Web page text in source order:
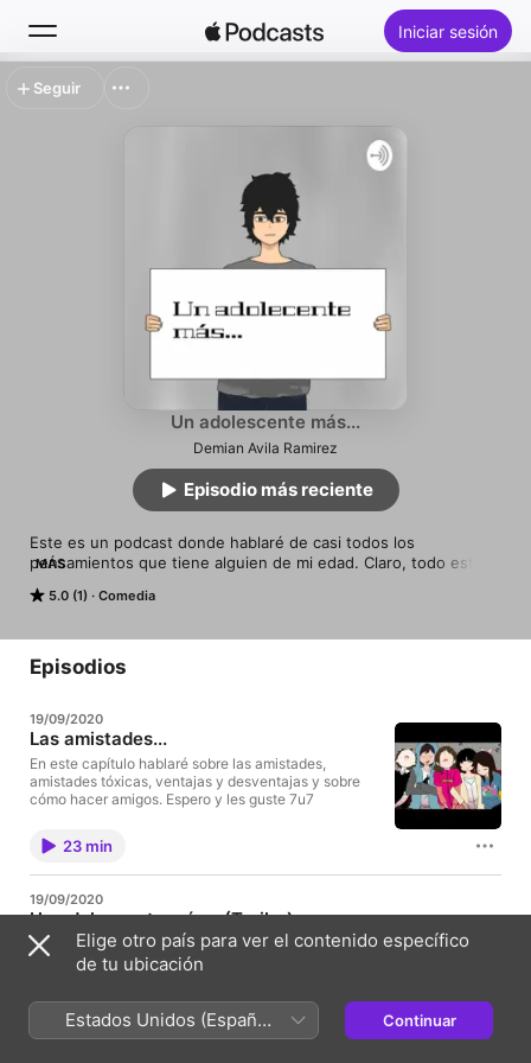
Iniciar sesión
Lo más escuchado
Un adolescente más...
Demian Avila Ramirez
5.0 (1) Comedia
Este es un podcast donde hablaré de casi todos los
pensamientos que tiene alguien de mi edad. Claro, todo esto
distintos temas con un pizca de comedia. Espero y les guste 3
MÁS
Episodio más reciente
Seguir
Episodios
19/09/2020
Las amistades...
En este capítulo hablaré sobre las amistades,
amistades tóxicas, ventajas y desventajas y sobre
cómo hacer amigos. Espero y les guste 7u7
23 min
19/09/2020
Un adolescente más... (Trailer)
Un adolescente más...
Elige otro país para ver el contenido específico
de tu ubicación
Estados Unidos (Español
México)
Continuar